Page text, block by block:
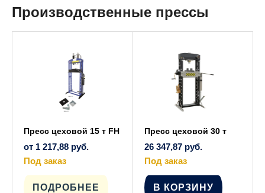
Производственные прессы
Пресс цеховой 15 т FH
от 1 217,88 руб.
Под заказ
ПОДРОБНЕЕ
Пресс цеховой 30 т
26 347,87 руб.
Под заказ
В КОРЗИНУ